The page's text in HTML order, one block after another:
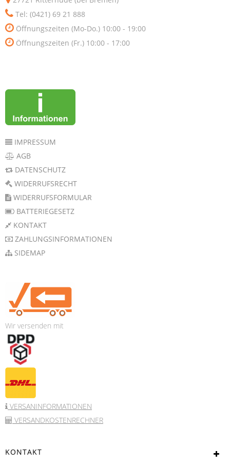
Tel: (0421) 69 21 888
Öffnungszeiten (Mo-Do.) 10:00 - 19:00
Öffnungszeiten (Fr.) 10:00 - 17:00
IMPRESSUM
AGB
DATENSCHUTZ
WIDERRUFSRECHT
WIDERRUFSFORMULAR
BATTERIEGESETZ
KONTAKT
ZAHLUNGSINFORMATIONEN
SIDEMAP
Wir versenden mit
VERSANINFORMATIONEN
VERSANDKOSTENRECHNER
KONTAKT